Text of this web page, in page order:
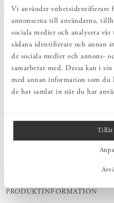
Vi använder enhetsidentifierare
annonserna till användarna,
sociala medier och analysera
sådana identifierare och
de sociala medier och annons-
samarbetar med. Dessa kan i
med annan information som
de har samlat in när du har
Tillåt
hållbara naturmaterial.
HARMONISK HELHET
Inredningsdetaljer som kompletterar
PRODUKTBESKRIVNING
handblåst glas, vilket gör varje
PRODUKTINFORMATION